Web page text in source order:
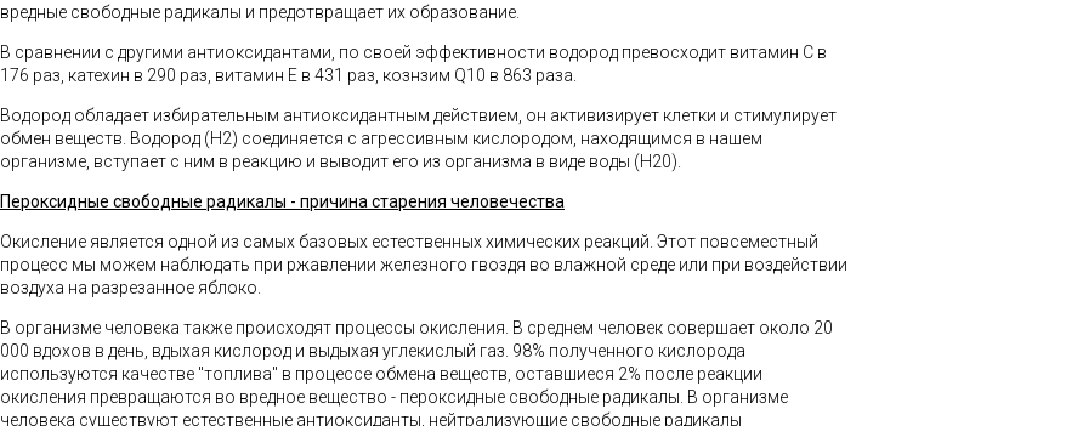
вредные свободные радикалы и предотвращает их образование.
В сравнении с другими антиоксидантами, по своей эффективности водород превосходит витамин С в
176 раз, катехин в 290 раз, витамин Е в 431 раз, кознзим Q10 в 863 раза.
Водород обладает избирательным антиоксидантным действием, он активизирует клетки и стимулирует
обмен веществ. Водород (H2) соединяется с агрессивным кислородом, находящимся в нашем
организме, вступает с ним в реакцию и выводит его из организма в виде воды (H20).
Пероксидные свободные радикалы - причина старения человечества
Окисление является одной из самых базовых естественных химических реакций. Этот повсеместный
процесс мы можем наблюдать при ржавлении железного гвоздя во влажной среде или при воздействии
воздуха на разрезанное яблоко.
В организме человека также происходят процессы окисления. В среднем человек совершает около 20
000 вдохов в день, вдыхая кислород и выдыхая углекислый газ. 98% полученного кислорода
используются качестве "топлива" в процессе обмена веществ, оставшиеся 2% после реакции
окисления превращаются во вредное вещество - пероксидные свободные радикалы. В организме
человека существуют естественные антиоксиданты, нейтрализующие свободные радикалы